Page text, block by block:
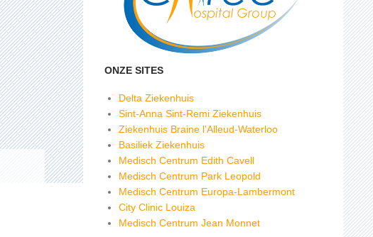
ONZE SITES
Delta Ziekenhuis
Sint-Anna Sint-Remi Ziekenhuis
Ziekenhuis Braine l'Alleud-Waterloo
Basiliek Ziekenhuis
Medisch Centrum Edith Cavell
Medisch Centrum Park Leopold
Medisch Centrum Europa-Lambermont
City Clinic Louiza
Medisch Centrum Jean Monnet